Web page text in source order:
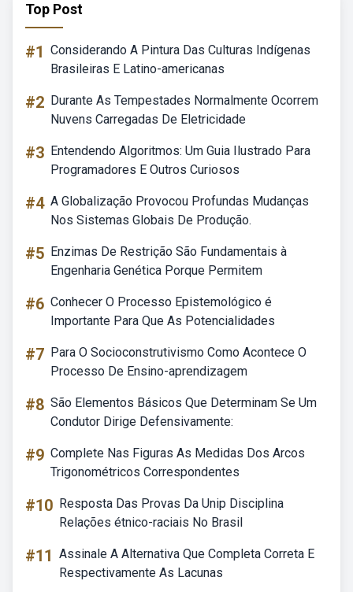
Top Post
#1 Considerando A Pintura Das Culturas Indígenas
Brasileiras E Latino-americanas
#2 Durante As Tempestades Normalmente Ocorrem
Nuvens Carregadas De Eletricidade
#3 Entendendo Algoritmos: Um Guia Ilustrado Para
Programadores E Outros Curiosos
#4 A Globalização Provocou Profundas Mudanças
Nos Sistemas Globais De Produção.
#5 Enzimas De Restrição São Fundamentais à
Engenharia Genética Porque Permitem
#6 Conhecer O Processo Epistemológico é
Importante Para Que As Potencialidades
#7 Para O Socioconstrutivismo Como Acontece O
Processo De Ensino-aprendizagem
#8 São Elementos Básicos Que Determinam Se Um
Condutor Dirige Defensivamente:
#9 Complete Nas Figuras As Medidas Dos Arcos
Trigonométricos Correspondentes
#10 Resposta Das Provas Da Unip Disciplina
Relações étnico-raciais No Brasil
#11 Assinale A Alternativa Que Completa Correta E
Respectivamente As Lacunas